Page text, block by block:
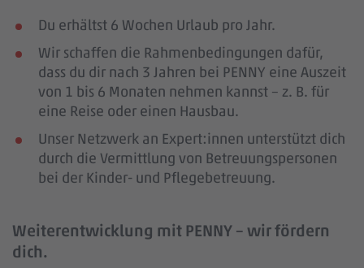
Du erhältst 6 Wochen Urlaub pro Jahr.
Wir schaffen die Rahmenbedingungen dafür,
dass du dir nach 3 Jahren bei PENNY eine Auszeit
von 1 bis 6 Monaten nehmen kannst – z. B. für
eine Reise oder einen Hausbau.
Unser Netzwerk an Expert:innen unterstützt dich
durch die Vermittlung von Betreuungspersonen
bei der Kinder- und Pflegebetreuung.
Weiterentwicklung mit PENNY – wir fördern
dich.